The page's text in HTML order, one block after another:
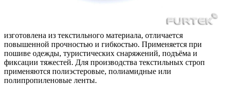
изготовлена из текстильного материала, отличается
повышенной прочностью и гибкостью. Применяется при
пошиве одежды, туристических снаряжений, подъёма и
фиксации тяжестей. Для производства текстильных строп
применяются полиэстеровые, полиамидные или
полипропиленовые ленты.